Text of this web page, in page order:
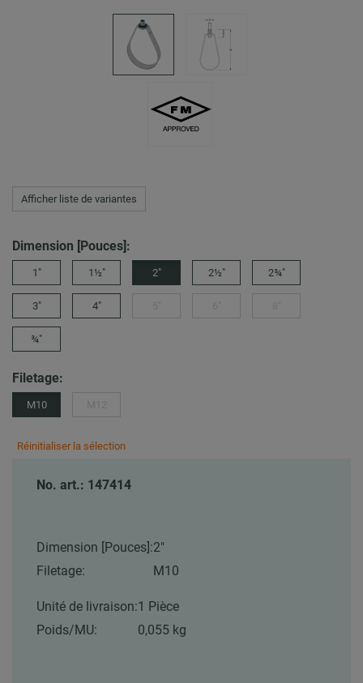
Afficher liste de variantes
Dimension [Pouces]:
1" 1½" 2" 2½" 2¾"
3" 4"
¾"
Filetage:
M10
Réinitialiser la sélection
No. art.: 147414
Dimension [Pouces]:2"
Filetage:
M10
Unité de livraison:1 Pièce
Poids/MU:
0,055 kg